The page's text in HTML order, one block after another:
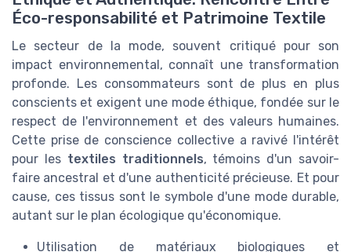
Éco-responsabilité et Patrimoine Textile
Le secteur de la mode, souvent critiqué pour son
impact environnemental, connaît une transformation
profonde. Les consommateurs sont de plus en plus
conscients et exigent une mode éthique, fondée sur le
respect de l'environnement et des valeurs humaines.
Cette prise de conscience collective a ravivé l'intérêt
pour les textiles traditionnels, témoins d'un savoir-
faire ancestral et d'une authenticité précieuse. Et pour
cause, ces tissus sont le symbole d'une mode durable,
autant sur le plan écologique qu'économique.
Utilisation de matériaux biologiques et